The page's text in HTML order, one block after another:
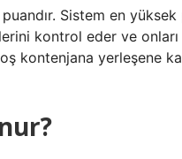
Sistem en
kontrol eder ve
kontenjana yerleşene